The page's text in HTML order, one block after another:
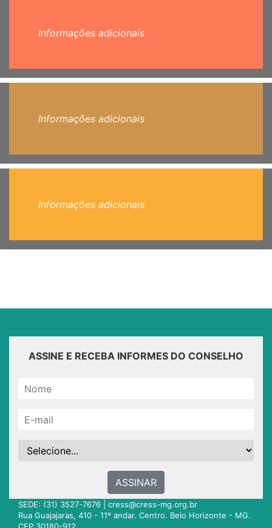
Informações adicionais
Informações adicionais
Informações adicionais
ASSINE E RECEBA INFORMES DO CONSELHO
ASSINAR
SEDE: (31) 3527-7676 | cress@cress-mg.org.br
Rua Guajajaras, 410 - 11º andar. Centro. Belo Horizonte - MG.